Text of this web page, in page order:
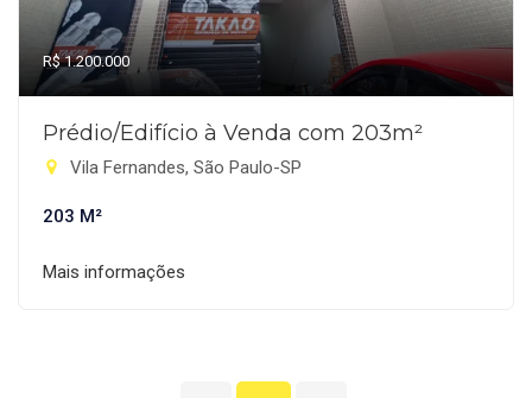
R$ 1.200.000
Prédio/Edifício à Venda com 203m²
Vila Fernandes, São Paulo-SP
203 M²
Mais informações